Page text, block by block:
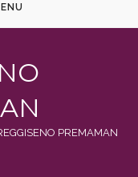
PREMAMAN